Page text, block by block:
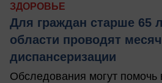
ЗДОРОВЬЕ
Для граждан старше 65
области проводят
диспансеризации
Обследования могут помочь